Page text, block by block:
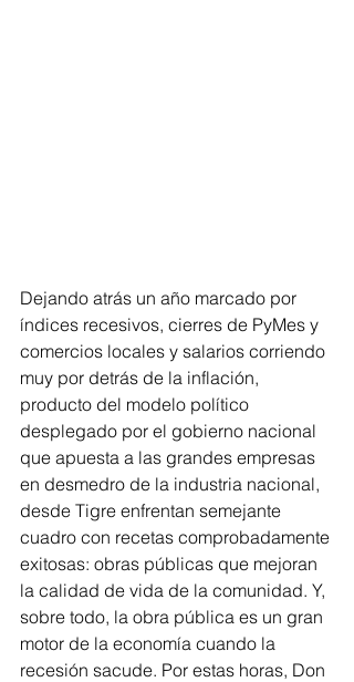
Dejando atrás un año marcado por
índices recesivos, cierres de PyMes y
comercios locales y salarios corriendo
muy por detrás de la inflación,
producto del modelo político
desplegado por el gobierno nacional
que apuesta a las grandes empresas
en desmedro de la industria nacional,
desde Tigre enfrentan semejante
cuadro con recetas comprobadamente
exitosas: obras públicas que mejoran
la calidad de vida de la comunidad. Y,
sobre todo, la obra pública es un gran
motor de la economía cuando la
recesión sacude. Por estas horas, Don